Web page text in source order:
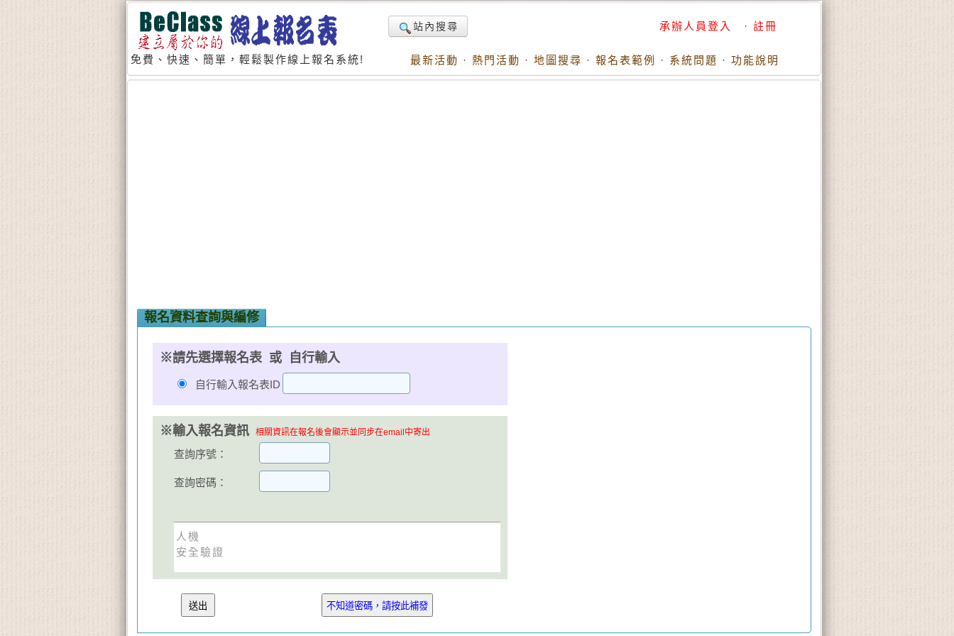
免費、快速、簡單，輕鬆製作線上報名系統!
站內搜尋 承辦人員登入 · 註冊
最新活動 · 熱門活動 · 地圖搜尋 · 報名表範例 · 系統問題 · 功能說明
報名資料查詢與編修
※請先選擇報名表 或 自行輸入
自行輸入報名表ID
※輸入報名資訊 相關資訊在報名後會顯示並同步在email中寄出
查詢序號：
查詢密碼：
人機
安全驗證